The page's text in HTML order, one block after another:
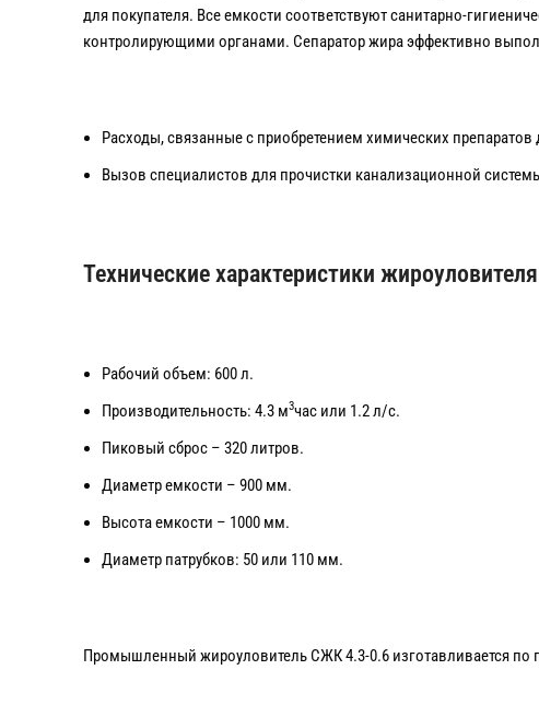
для покупателя. Все емкости соответствуют санитарно-
контролирующими органами. Сепаратор жира эффективно
Расходы, связанные с приобретением химических препаратов
Вызов специалистов для прочистки канализационной
Технические характеристики
Рабочий объем: 600 л.
Производительность: 4.3 м3час или 1.2 л/с.
Пиковый сброс – 320 литров.
Диаметр емкости – 900 мм.
Высота емкости – 1000 мм.
Диаметр патрубков: 50 или 110 мм.
Промышленный жироуловитель СЖК 4.3-0.6 изготавливается по